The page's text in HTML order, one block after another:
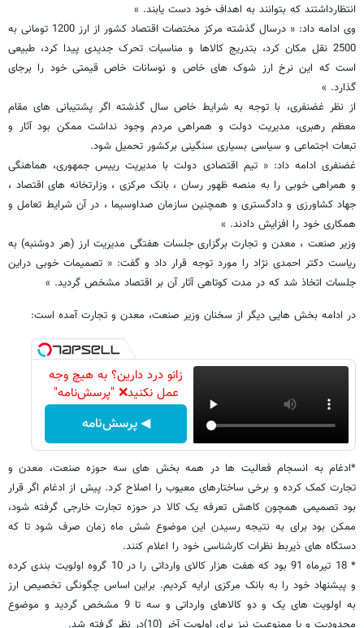
انتظارداشتند که بتوانند به اهداف خود دست یابند. »
وی ادامه داد: « درسال گذشته مرکز مختصات اقتصاد کشور از ارز 1200 تومانی به
2500 نقل مکان کرد، بتدریج کالاها و مناسبات تحرک جدیدی پیدا کرد، طبیعی
است که این نرخ ارز شوک های خاص و نوسانات خاص قیمتی خود را برجای
گذارد. »
از نظر غضنفری، با توجه به شرایط خاص سال گذشته اگر پشتیبانی های مقام
معظم رهبری، مدیریت دولت و همراهی مردم وجود نداشت ممکن بود آثار و
تبعات اجتماعی و سیاسی بسیاری سنگینی برکشور تحمیل شود.
غضنفری ادامه داد: « تیم اقتصادی دولت با مدیریت رییس جمهوری، هماهنگی
و همراهی خوبی را به منصه ظهور رسان ، بانک مرکزی ، وزارتخانه های اقتصاد ،
جهاد کشاورزی و دادگستری و همچنین سازمان صداوسیما ، در آن شرایط تعامل و
همکاری خود را افزایش دادند. »
وزیر صنعت ، معدن و تجارت برگزاری جلسات هفتگی مدیریت ارز (هر دوشنبه) به
ریاست دکتر احمدی نژاد را مورد توجه قرار داد و گفت: « تصمیمات خوبی دراین
جلسات اتخاذ شد که در مدت کوتاهی آثار آن بر اقتصاد مشخص گردید. »
در ادامه بخش هایی دیگر از سخنان وزیر صنعت، معدن و تجارت آمده است:
زانو درد دارین؟ به هیچ وجه
عمل نکنید❌ "پرسش‌نامه"
◀ پرسش‌نامه
*ادغام به انسجام فعالیت ها در همه بخش های سه حوزه صنعت، معدن و
تجارت کمک کرده و برخی ساختارهای معیوب را اصلاح کرد. پیش از ادغام اگر قرار
بود تصمیمی همچون کاهش تعرفه یک کالا در حوزه تجارت خارجی گرفته شود،
ممکن بود برای به نتیجه رسیدن این موضوع شش ماه زمان صرف شود تا که
دستگاه های ذیربط نظرات کارشناسی خود را اعلام کنند.
* 18 تیرماه 91 بود که هفت هزار کالای وارداتی را در 10 گروه اولویت بندی کرده
و پیشنهاد خود را به بانک مرکزی ارایه کردیم. براین اساس چگونگی تخصیص ارز
به اولویت های یک و دو کالاهای وارداتی و سه تا 9 مشخص گردید و موضوع